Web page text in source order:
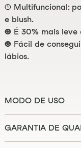
🕒 Multifuncional:
e blush.
⌣ É 30% mais leve
⌣ Fácil de
lábios.
MODO DE USO
excelente resultado.
produto.
GARANTIA DE